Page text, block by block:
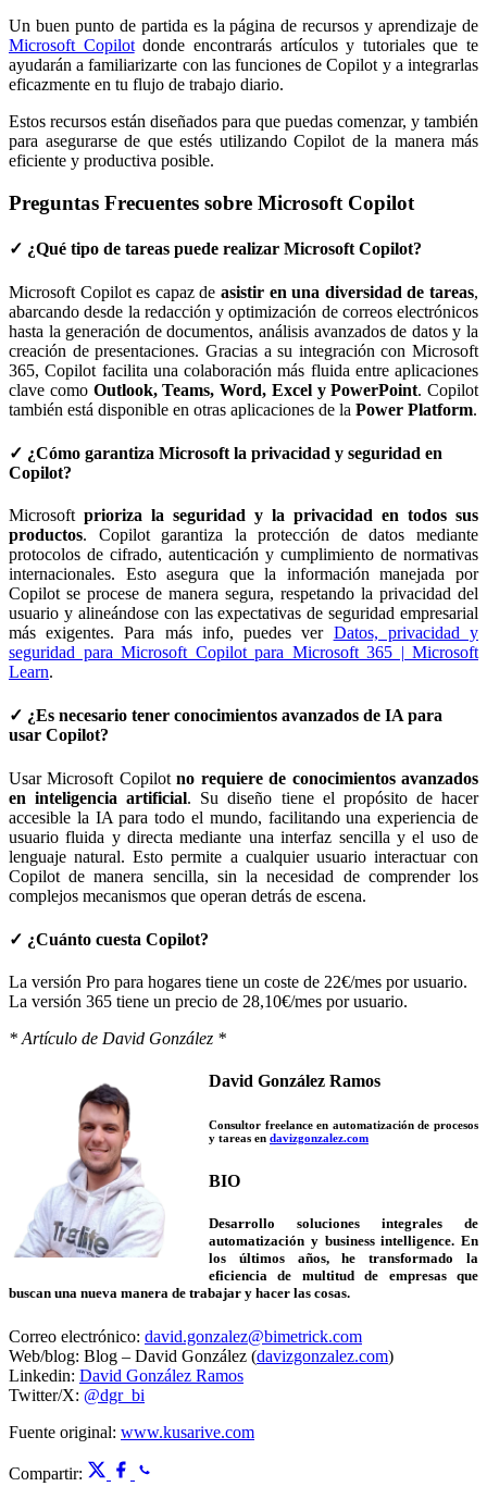
Un buen punto de partida es la página de recursos y aprendizaje de
Microsoft Copilotdonde encontrarás artículos y tutoriales que te
ayudarán a familiarizarte con las funciones de Copilot y a integrarlas
eficazmente en tu flujo de trabajo diario.
Estos recursos están diseñados para que puedas comenzar, y también
para asegurarse de que estés utilizando Copilot de la manera más
eficiente y productiva posible.
Preguntas Frecuentes sobre Microsoft Copilot
✓ ¿Qué tipo de tareas puede realizar Microsoft Copilot?
Microsoft Copilot es capaz de asistir en una diversidad de tareas,
abarcando desde la redacción y optimización de correos electrónicos
hasta la generación de documentos, análisis avanzados de datos y la
creación de presentaciones. Gracias a su integración con Microsoft
365, Copilot facilita una colaboración más fluida entre aplicaciones
clave como Outlook, Teams, Word, Excel y PowerPoint. Copilot
también está disponible en otras aplicaciones de la Power Platform.
✓ ¿Cómo garantiza Microsoft la privacidad y seguridad en
Copilot?
Microsoft prioriza la seguridad y la privacidad en todos sus
productos. Copilot garantiza la protección de datos mediante
protocolos de cifrado, autenticación y cumplimiento de normativas
internacionales. Esto asegura que la información manejada por
Copilot se procese de manera segura, respetando la privacidad del
usuario y alineándose con las expectativas de seguridad empresarial
más exigentes. Para más info, puedes ver Datos, privacidad y
seguridad para Microsoft Copilot para Microsoft 365 | Microsoft
Learn.
✓ ¿Es necesario tener conocimientos avanzados de IA para
usar Copilot?
Usar Microsoft Copilotno requiere de conocimientos avanzados
en inteligencia artificial. Su diseño tiene el propósito de hacer
accesible la IA para todo el mundo, facilitando una experiencia de
usuario fluida y directa mediante una interfaz sencilla y el uso de
lenguaje natural. Esto permite a cualquier usuario interactuar con
Copilot de manera sencilla, sin la necesidad de comprender los
complejos mecanismos que operan detrás de escena.
✓ ¿Cuánto cuesta Copilot?
La versión Pro para hogares tiene un coste de 22€/mes por usuario.
La versión 365 tiene un precio de 28,10€/mes por usuario.
* Artículo de David González *
David González Ramos
Consultor freelance en automatización de procesos
y tareas en davizgonzalez.com
BIO
Desarrollo soluciones integrales de
automatización y business intelligence. En
los últimos años, he transformado la
eficiencia de multitud de empresas que
buscan una nueva manera de trabajar y hacer las cosas.
Correo electrónico: david.gonzalez@bimetrick.com
Web/blog: Blog – David González (davizgonzalez.com)
Linkedin: David González Ramos
Twitter/X: @dgr_bi
Fuente original: www.kusarive.com
Compartir: